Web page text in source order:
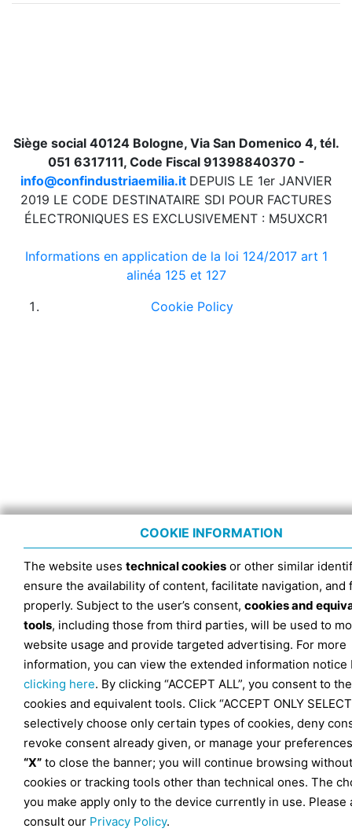
Siège social 40124 Bologne, Via San Domenico 4, tél.
051 6317111, Code Fiscal 91398840370 -
info@confindustriaemilia.it DEPUIS LE 1er JANVIER
2019 LE CODE DESTINATAIRE SDI POUR FACTURES
ÉLECTRONIQUES ES EXCLUSIVEMENT : M5UXCR1
Informations en application de la loi 124/2017 art 1
alinéa 125 et 127
Cookie Policy
COOKIE INFORMATION
The website uses technical cookies or other similar
ensure the availability of content, facilitate navigation, and
properly. Subject to the user’s consent, cookies and
tools, including those from third parties, will be used to
website usage and provide targeted advertising. For more
information, you can view the extended information notice
clicking here. By clicking “ACCEPT ALL”, you consent to
cookies and equivalent tools. Click “ACCEPT ONLY
selectively choose only certain types of cookies, deny
revoke consent already given, or manage your
“X” to close the banner; you will continue browsing without
cookies or tracking tools other than technical ones. The
you make apply only to the device currently in use. Please
consult our Privacy Policy.